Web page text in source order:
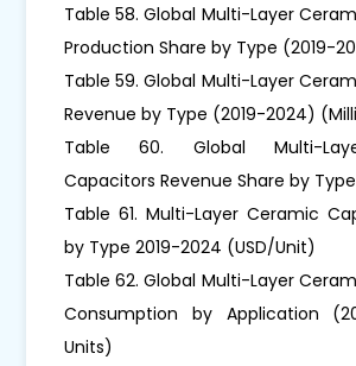
Table 58. Global Multi-Layer
Production Share by Type (2019-
Table 59. Global Multi-Layer
Revenue by Type (2019-2024)
Table 60. Global Multi-
Capacitors Revenue Share by
Table 61. Multi-Layer Ceramic
by Type 2019-2024 (USD/Unit)
Table 62. Global Multi-Layer
Consumption by Application
Units)